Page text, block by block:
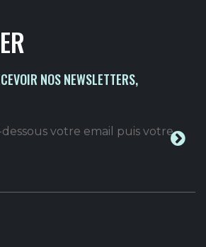
NOS NEWSLETTERS,
votre email puis votre